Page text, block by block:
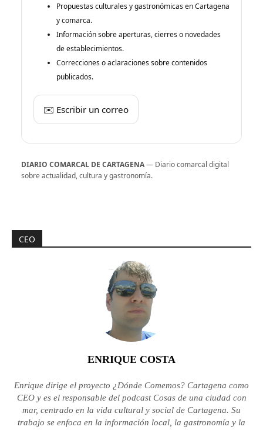
Propuestas culturales y gastronómicas en Cartagena
y comarca.
Información sobre aperturas, cierres o novedades
de establecimientos.
Correcciones o aclaraciones sobre contenidos
publicados.
✉️ Escribir un correo
DIARIO COMARCAL DE CARTAGENA— Diario comarcal digital
sobre actualidad, cultura y gastronomía.
CEO
ENRIQUE COSTA
Enrique dirige el proyecto ¿Dónde Comemos? Cartagena como
CEO y es el responsable del podcast Cosas de una ciudad con
mar, centrado en la vida cultural y social de Cartagena. Su
trabajo se enfoca en la información local, la gastronomía y la